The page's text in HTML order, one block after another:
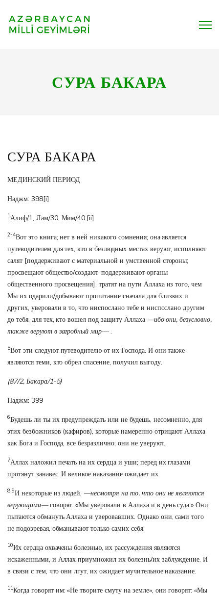
СУРА БАКАРА
СУРА БАКАРА
МЕДИНСКИЙ ПЕРИОД
Наджм: 398[i]
1Алиф/1, Лам/30, Мим/40.[ii]
2-4Вот это книга; нет в ней никакого сомнения; она является
путеводителем для тех, кто в безлюдных местах веруют, исполняют
салят [поддерживают с материальной и умственной стороны;
просвещают общество/создают-поддерживают органы
общественного просвещения], тратят на пути Аллаха из того, чем
Мы их одарили/добывают пропитание сначала для близких и
других, уверовали в то, что ниспослано тебе и ниспослано другим
до тебя, для тех, кто вошел под защиту Аллаха —ибо они, безусловно,
также веруют в загробный мир—.
5Вот эти следуют путеводителю от их Господа. И они также
являются теми, кто обрел спасение, получил выгоду.
(87/2, Бакара/1-5)
Наджм: 399
6Будешь ли ты их предупреждать или не будешь, несомненно, для
этих безбожников (кафиров), которые намеренно отрицают Аллаха
как Бога и Господа, все безразлично; они не уверуют.
7Аллах наложил печать на их сердца и уши; перед их глазами
протянут занавес. И великое наказание ожидает их.
8,9И некоторые из людей, —несмотря на то, что они не являются
верующими—говорят: «Мы уверовали в Аллаха и в день суда.» Они
пытаются обмануть Аллаха и уверовавших. Однако они, сами того
не подозревая, обманывают только самих себя.
10Их сердца охвачены болезнью, их рассуждения являются
искаженными, и Аллах приумножил их болезнь/их заблуждение. И
в связи с тем, что они лгут, их ожидает мучительное наказание.
11Когда говорят им: «Не творите смуту на земле», они говорят: «Мы